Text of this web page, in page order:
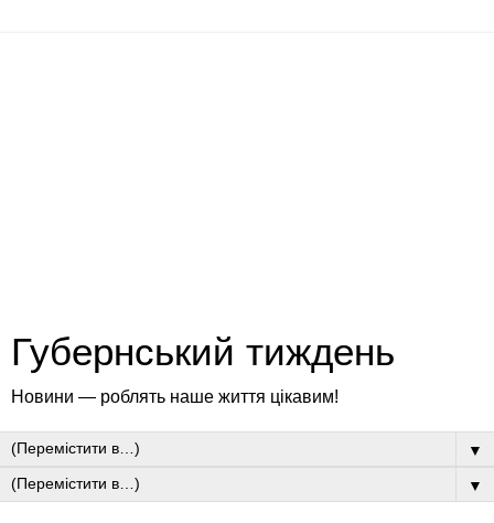
Губернський тиждень
Новини — роблять наше життя цікавим!
▼
▼